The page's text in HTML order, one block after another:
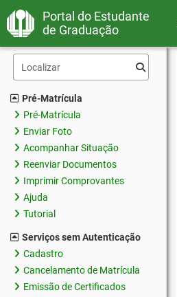
Portal do Estudante
de Graduação
Pré-Matrícula
Pré-Matrícula
Enviar Foto
Acompanhar Situação
Reenviar Documentos
Imprimir Comprovantes
Ajuda
Tutorial
Serviços sem Autenticação
Cadastro
Cancelamento de Matrícula
Emissão de Certificados